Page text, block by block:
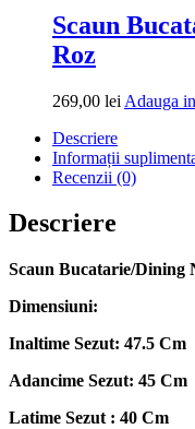
Scaun
Roz
269,00 lei Adauga
Descriere
Informații
Recenzii (0)
Descriere
Scaun Bucatarie/Dining
Dimensiuni:
Inaltime Sezut: 47.5 Cm
Adancime Sezut: 45 Cm
Latime Sezut : 40 Cm